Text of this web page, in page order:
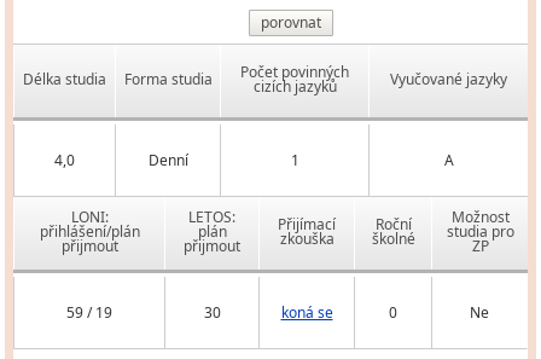
porovnat
Délka studia Forma studia Počet povinných
cizích jazyků Vyučované jazyky
4,0 Denní 1 A
LONI:
přihlášení/plán
přijmout
LETOS:
plán
přijmout
Přijímací
zkouška
Roční
školné
Možnost
studia pro
ZP
59 / 19 30 koná se 0 Ne